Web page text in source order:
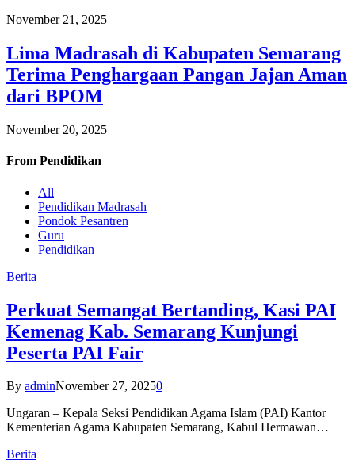
November 21, 2025
Lima Madrasah di Kabupaten Semarang
Terima Penghargaan Pangan Jajan Aman
dari BPOM
November 20, 2025
From Pendidikan
All
Pendidikan Madrasah
Pondok Pesantren
Guru
Pendidikan
Berita
Perkuat Semangat Bertanding, Kasi PAI
Kemenag Kab. Semarang Kunjungi
Peserta PAI Fair
By adminNovember 27, 20250
Ungaran – Kepala Seksi Pendidikan Agama Islam (PAI) Kantor
Kementerian Agama Kabupaten Semarang, Kabul Hermawan…
Berita